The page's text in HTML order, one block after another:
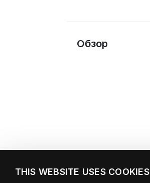
THIS WEBSITE USES COOKIES
Обзор